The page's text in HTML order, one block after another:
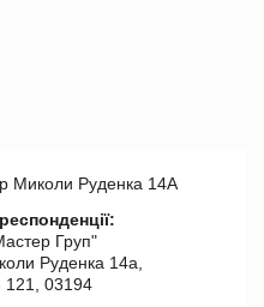
Миколи Руденка 14А
Груп"
Руденка 14а,
121, 03194